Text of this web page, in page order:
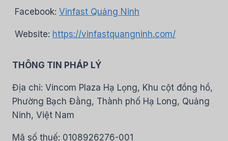
Facebook: Vinfast Quảng Ninh
Website: https://vinfastquangninh.com/
THÔNG TIN PHÁP LÝ
Địa chỉ: Vincom Plaza Hạ Lọng, Khu cột đồng hồ,
Phường Bạch Đằng, Thành phố Hạ Long, Quảng
Ninh, Việt Nam
Mã số thuế: 0108926276-001